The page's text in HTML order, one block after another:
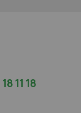
11 18